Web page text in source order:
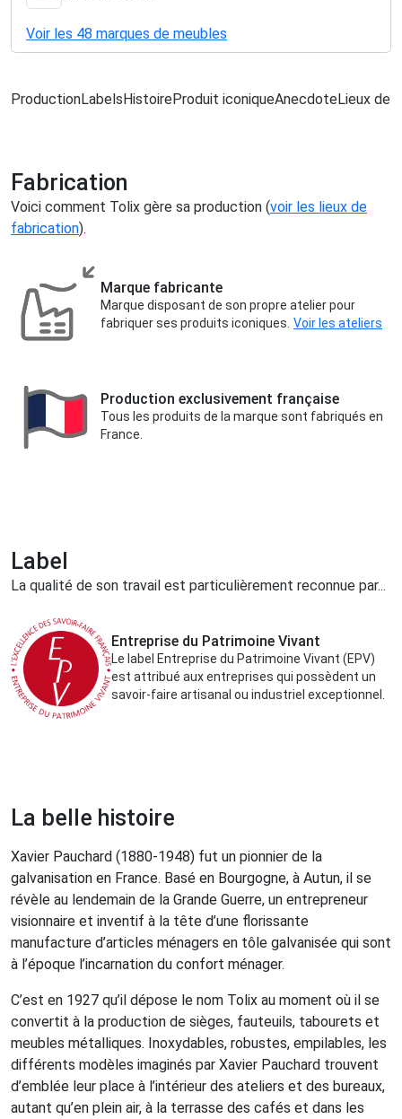
Voir les 48 marques de meubles
ProductionLabelsHistoireProduit iconiqueAnecdoteLieux de
Fabrication
Voici comment Tolix gère sa production (voir les lieux de
fabrication).
Marque fabricante
Marque disposant de son propre atelier pour
fabriquer ses produits iconiques. Voir les ateliers
Production exclusivement française
Tous les produits de la marque sont fabriqués en
France.
Label
La qualité de son travail est particulièrement reconnue par...
Entreprise du Patrimoine Vivant
Le label Entreprise du Patrimoine Vivant (EPV)
est attribué aux entreprises qui possèdent un
savoir-faire artisanal ou industriel exceptionnel.
La belle histoire
Xavier Pauchard (1880-1948) fut un pionnier de la
galvanisation en France. Basé en Bourgogne, à Autun, il se
révèle au lendemain de la Grande Guerre, un entrepreneur
visionnaire et inventif à la tête d’une florissante
manufacture d’articles ménagers en tôle galvanisée qui sont
à l’époque l’incarnation du confort ménager.
C’est en 1927 qu’il dépose le nom Tolix au moment où il se
convertit à la production de sièges, fauteuils, tabourets et
meubles métalliques. Inoxydables, robustes, empilables, les
différents modèles imaginés par Xavier Pauchard trouvent
d’emblée leur place à l’intérieur des ateliers et des bureaux,
autant qu’en plein air, à la terrasse des cafés et dans les